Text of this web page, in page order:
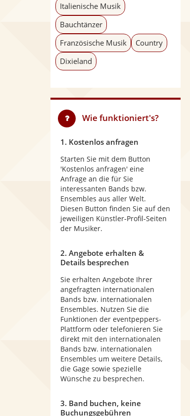
Italienische Musik
Bauchtänzer
Französische Musik
Country
Dixieland
Wie funktioniert's?
1. Kostenlos anfragen
Starten Sie mit dem Button
'Kostenlos anfragen' eine
Anfrage an die für Sie
interessanten Bands bzw.
Ensembles aus aller Welt.
Diesen Button finden Sie auf den
jeweiligen Künstler-Profil-Seiten
der Musiker.
2. Angebote erhalten &
Details besprechen
Sie erhalten Angebote Ihrer
angefragten internationalen
Bands bzw. internationalen
Ensembles. Nutzen Sie die
Funktionen der eventpeppers-
Plattform oder telefonieren Sie
direkt mit den internationalen
Bands bzw. internationalen
Ensembles um weitere Details,
die Gage sowie spezielle
Wünsche zu besprechen.
3. Band buchen, keine
Buchungsgebühren